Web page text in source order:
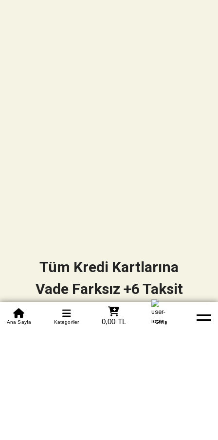
0850 305 09 70
Beden Tablosu Banka Hesapları Whatsapp Yardım
Ana Sayfa Kategoriler 0,00 TL Giriş
Tüm Kredi Kartlarına
Vade Farksız +6 Taksit